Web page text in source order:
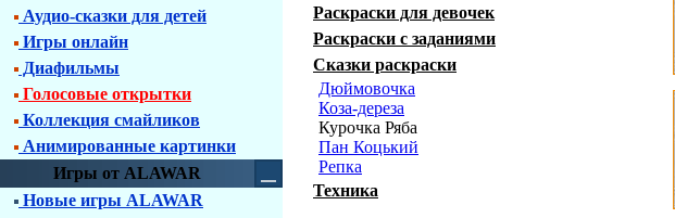
Аудио-сказки для детей
Игры онлайн
Диафильмы
Голосовые открытки
Коллекция смайликов
Анимированные картинки
Игры от ALAWAR
Новые игры ALAWAR
Раскраски для девочек
Раскраски с заданиями
Сказки раскраски
Дюймовочка
Коза-дереза
Курочка Ряба
Пан Коцький
Репка
Техника